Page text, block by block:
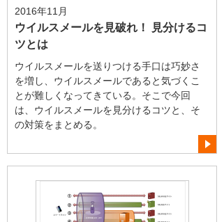
2016年11月
ウイルスメールを見破れ！ 見分けるコ
ツとは
ウイルスメールを送りつける手口は巧妙さ
を増し、ウイルスメールであると気づくこ
とが難しくなってきている。そこで今回
は、ウイルスメールを見分けるコツと、そ
の対策をまとめる。